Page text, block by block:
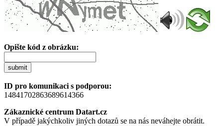
Opište kód z obrázku:
submit
ID pro komunikaci s podporou:
14841702863689614366
Zákaznické centrum Datart.cz
V případě jakýchkoliv jiných dotazů se na nás neváhejte obrátit.